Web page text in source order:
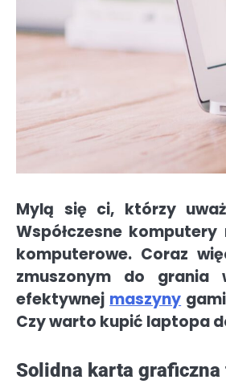
Mylą się ci, którzy
Współczesne
komputerowe. Coraz
zmuszonym do grania
efektywnej maszyny
Czy warto kupić laptopa
Solidna karta graficzna